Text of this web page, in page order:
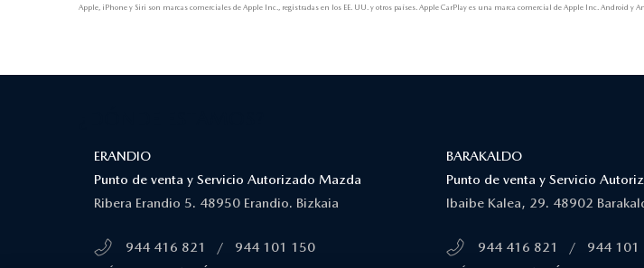
Apple, iPhone y Siri son marcas comerciales de Apple Inc., registradas en los EE. UU. y otros países. Apple CarPlay es una marca comercial de Apple Inc. Android y
ERANDIO
Punto de venta y Servicio Autorizado Mazda
Ribera Erandio 5. 48950 Erandio. Bizkaia
944 416 821 /
944 101 150
BARAKALDO
Punto de venta y Servicio
Ibaibe Kalea, 29. 48902
944 416 821 /
944 101